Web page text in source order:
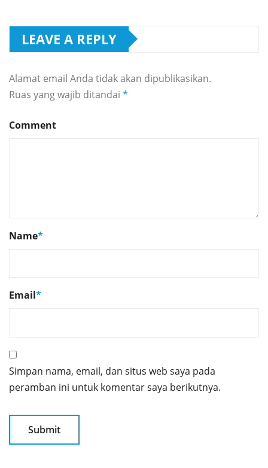
LEAVE A REPLY
Alamat email Anda tidak akan dipublikasikan.
Ruas yang wajib ditandai *
Comment
Name*
Email*
Simpan nama, email, dan situs web saya pada
peramban ini untuk komentar saya berikutnya.